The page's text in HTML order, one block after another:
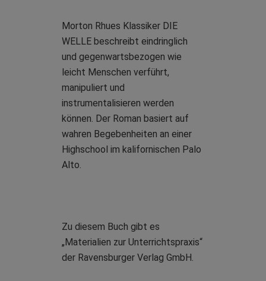
Morton Rhues Klassiker DIE
WELLE beschreibt eindringlich
und gegenwartsbezogen wie
leicht Menschen verführt,
manipuliert und
instrumentalisieren werden
können. Der Roman basiert auf
wahren Begebenheiten an einer
Highschool im kalifornischen Palo
Alto.
Zu diesem Buch gibt es
„Materialien zur Unterrichtspraxis“
der Ravensburger Verlag GmbH.